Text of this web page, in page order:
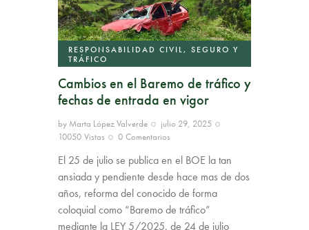
RESPONSABILIDAD CIVIL, SEGURO Y
TRÁFICO
Cambios en el Baremo de tráfico y
fechas de entrada en vigor
by Marta López Valverde
julio 29, 2025
10050 Vistas 0 Comentarios
El 25 de julio se publica en el BOE la tan
ansiada y pendiente desde hace mas de dos
años, reforma del conocido de forma
coloquial como “Baremo de tráfico”
mediante la LEY 5/2025, de 24 de julio